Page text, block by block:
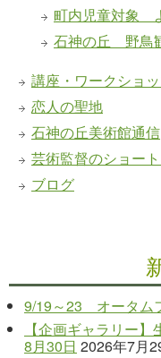
町内児童対象
石神の丘 野鳥
講座・ワークショ
恋人の聖地
石神の丘美術館通信
芸術監督のショー
ブログ
9/19～23 オータム
【企画ギャラリー
8月30日 2026年7月